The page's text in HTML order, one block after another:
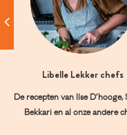
Libelle Lekker chefs
De recepten van Ilse D’hooge,
Bekkari en al onze andere